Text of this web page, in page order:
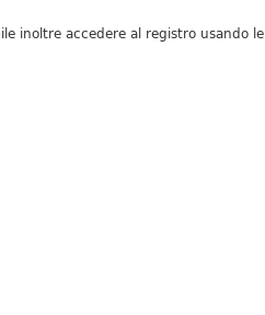
inoltre accedere al registro usando le